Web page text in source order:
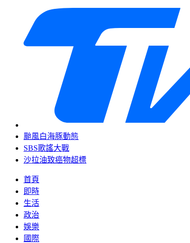
颱風白海豚動態
SBS歌謠大戰
沙拉油致癌物超標
首頁
即時
生活
政治
娛樂
國際